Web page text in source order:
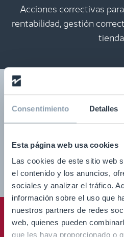
Consentimiento Detalles
Esta página web usa cookies
Las cookies de este sitio web
el contenido y los anuncios,
sociales y analizar el tráfico.
información sobre el uso que
nuestros partners de redes
web, quienes pueden
que les haya proporcionado o
Acciones correctivas
rentabilidad, gestión
Aumento del personal y